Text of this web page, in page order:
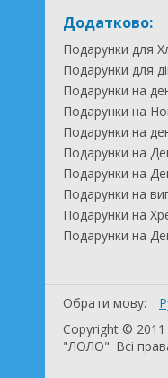
Додатково:
Подарунки для
Подарунки для
Подарунки на
Подарунки на
Подарунки на
Подарунки на
Подарунки на
Подарунки на
Подарунки на
Подарунки на
Обрати мову:
Copyright © 2011
"ЛОЛО". Всі